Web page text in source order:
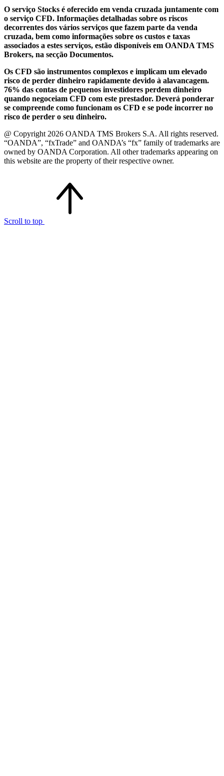
O serviço Stocks é oferecido em venda cruzada juntamente com
o serviço CFD. Informações detalhadas sobre os riscos
decorrentes dos vários serviços que fazem parte da venda
cruzada, bem como informações sobre os custos e taxas
associados a estes serviços, estão disponíveis em OANDA TMS
Brokers, na secção Documentos.
Os CFD são instrumentos complexos e implicam um elevado
risco de perder dinheiro rapidamente devido à alavancagem.
76% das contas de pequenos investidores perdem dinheiro
quando negoceiam CFD com este prestador. Deverá ponderar
se compreende como funcionam os CFD e se pode incorrer no
risco de perder o seu dinheiro.
@ Copyright 2026 OANDA TMS Brokers S.A. All rights reserved.
“OANDA”, “fxTrade” and OANDA’s “fx” family of trademarks are
owned by OANDA Corporation. All other trademarks appearing on
this website are the property of their respective owner.
Scroll to top